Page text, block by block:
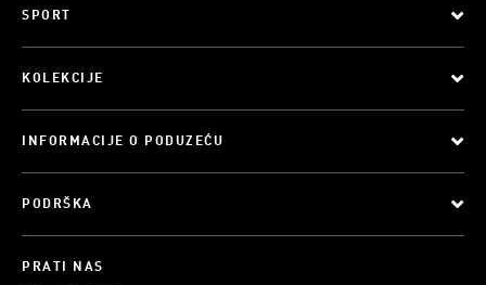
SPORT
KOLEKCIJE
INFORMACIJE O PODUZEĆU
PODRŠKA
PRATI NAS